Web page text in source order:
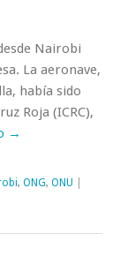
Nairobi
La aeronave,
había sido
Roja (ICRC),
→
, ONG, ONU